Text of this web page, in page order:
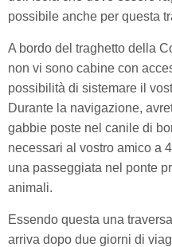
possibile anche per questa
A bordo del traghetto della
non vi sono cabine con
possibilità di sistemare il
Durante la navigazione,
gabbie poste nel canile di
necessari al vostro amico a
una passeggiata nel ponte
animali.
Essendo questa una
arriva dopo due giorni di